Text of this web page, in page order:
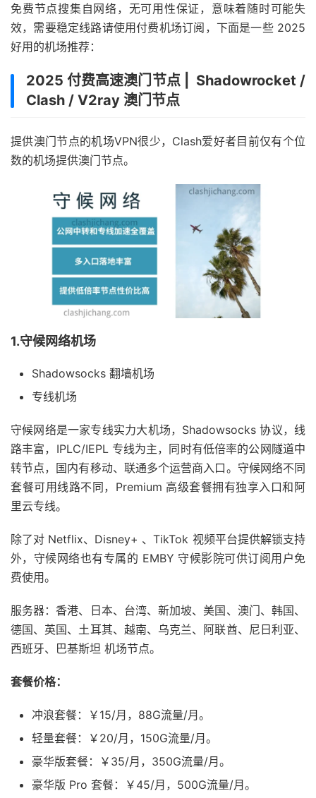
免费节点搜集自网络，无可用性保证，意味着随时可能失
效，需要稳定线路请使用付费机场订阅，下面是一些 2025
好用的机场推荐：
2025 付费高速澳门节点 | Shadowrocket /
Clash / V2ray 澳门节点
提供澳门节点的机场VPN很少，Clash爱好者目前仅有个位
数的机场提供澳门节点。
1.守候网络机场
Shadowsocks 翻墙机场
专线机场
守候网络是一家专线实力大机场，Shadowsocks 协议，线
路丰富，IPLC/IEPL 专线为主，同时有低倍率的公网隧道中
转节点，国内有移动、联通多个运营商入口。守候网络不同
套餐可用线路不同，Premium 高级套餐拥有独享入口和阿
里云专线。
除了对 Netflix、Disney+ 、TikTok 视频平台提供解锁支持
外，守候网络也有专属的 EMBY 守候影院可供订阅用户免
费使用。
服务器：香港、日本、台湾、新加坡、美国、澳门、韩国、
德国、英国、土耳其、越南、乌克兰、阿联酋、尼日利亚、
西班牙、巴基斯坦 机场节点。
套餐价格：
冲浪套餐：￥15/月，88G流量/月。
轻量套餐：￥20/月，150G流量/月。
豪华版套餐：￥35/月，350G流量/月。
豪华版 Pro 套餐：￥45/月，500G流量/月。